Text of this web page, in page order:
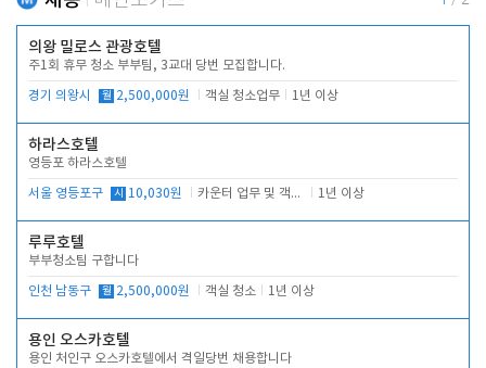
의왕 밀로스 관광호텔
주1회 휴무 청소 부부팀, 3교대 당번 모집합니다.
경기 의왕시 월 2,500,000원 객실 청소업무 1년 이상
하라스호텔
영등포 하라스호텔
서울 영등포구 시 10,030원 카운터 업무 및 객실관리(청소상태 확인, 객실판매) 1년 이상
루루호텔
부부청소팀 구합니다
인천 남동구 월 2,500,000원 객실 청소 1년 이상
용인 오스카호텔
용인 처인구 오스카호텔에서 격일당번 채용합니다